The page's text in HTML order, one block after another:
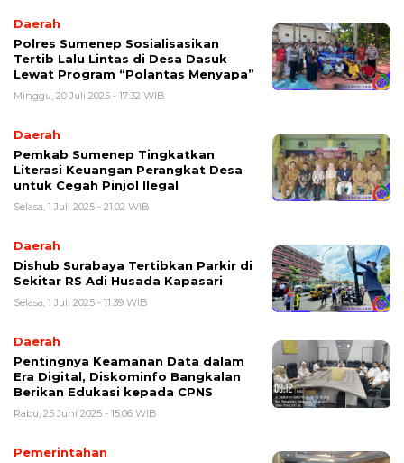
Daerah
Polres Sumenep Sosialisasikan
Tertib Lalu Lintas di Desa Dasuk
Lewat Program “Polantas Menyapa”
Minggu, 20 Juli 2025 - 17:32 WIB
Daerah
Pemkab Sumenep Tingkatkan
Literasi Keuangan Perangkat Desa
untuk Cegah Pinjol Ilegal
Selasa, 1 Juli 2025 - 21:02 WIB
Daerah
Dishub Surabaya Tertibkan Parkir di
Sekitar RS Adi Husada Kapasari
Selasa, 1 Juli 2025 - 11:39 WIB
Daerah
Pentingnya Keamanan Data dalam
Era Digital, Diskominfo Bangkalan
Berikan Edukasi kepada CPNS
Rabu, 25 Juni 2025 - 15:06 WIB
Pemerintahan